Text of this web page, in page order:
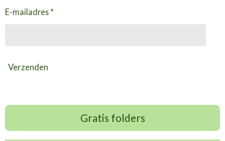
E-mailadres *
Verzenden
Gratis folders